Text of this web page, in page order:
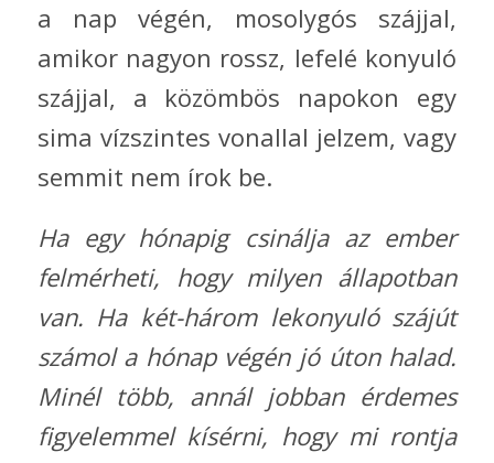
a nap végén, mosolygós szájjal,
amikor nagyon rossz, lefelé konyuló
szájjal, a közömbös napokon egy
sima vízszintes vonallal jelzem, vagy
semmit nem írok be.
Ha egy hónapig csinálja az ember
felmérheti, hogy milyen állapotban
van. Ha két-három lekonyuló szájút
számol a hónap végén jó úton halad.
Minél több, annál jobban érdemes
figyelemmel kísérni, hogy mi rontja